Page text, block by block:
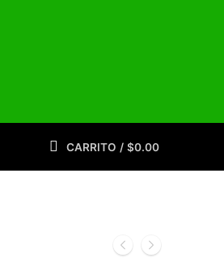
CARRITO / $0.00